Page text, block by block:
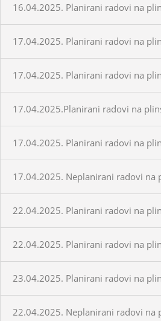
16.04.2025. Planirani radovi na
17.04.2025. Planirani radovi na
17.04.2025. Planirani radovi na
17.04.2025.Planirani radovi na
17.04.2025. Planirani radovi na
17.04.2025. Neplanirani radovi na
22.04.2025. Planirani radovi na
22.04.2025. Planirani radovi na
23.04.2025. Planirani radovi na
22.04.2025. Neplanirani radovi na